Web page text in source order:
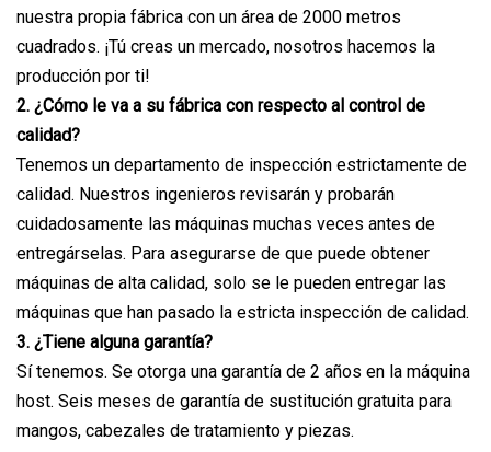
nuestra propia fábrica con un área de 2000 metros
cuadrados. ¡Tú creas un mercado, nosotros hacemos la
producción por ti!
2. ¿Cómo le va a su fábrica con respecto al control de
calidad?
Tenemos un departamento de inspección estrictamente de
calidad. Nuestros ingenieros revisarán y probarán
cuidadosamente las máquinas muchas veces antes de
entregárselas. Para asegurarse de que puede obtener
máquinas de alta calidad, solo se le pueden entregar las
máquinas que han pasado la estricta inspección de calidad.
3. ¿Tiene alguna garantía?
Sí tenemos. Se otorga una garantía de 2 años en la máquina
host. Seis meses de garantía de sustitución gratuita para
mangos, cabezales de tratamiento y piezas.